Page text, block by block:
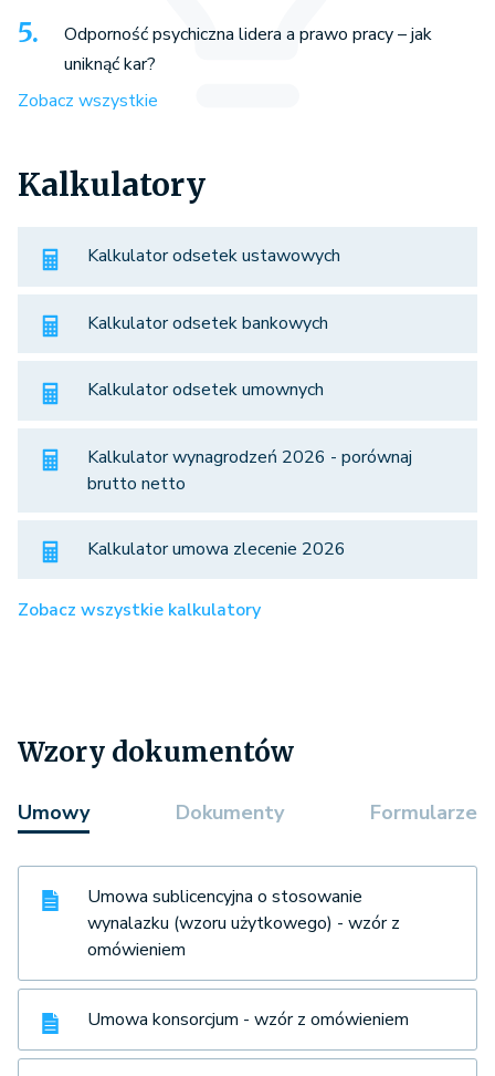
Odporność psychiczna lidera a prawo pracy – jak
uniknąć kar?
Zobacz wszystkie
Kalkulatory
Kalkulator odsetek ustawowych
Kalkulator odsetek bankowych
Kalkulator odsetek umownych
Kalkulator wynagrodzeń 2026 - porównaj
brutto netto
Kalkulator umowa zlecenie 2026
Zobacz wszystkie kalkulatory
Wzory dokumentów
Umowy Dokumenty Formularze
Umowa sublicencyjna o stosowanie
wynalazku (wzoru użytkowego) - wzór z
omówieniem
Umowa konsorcjum - wzór z omówieniem